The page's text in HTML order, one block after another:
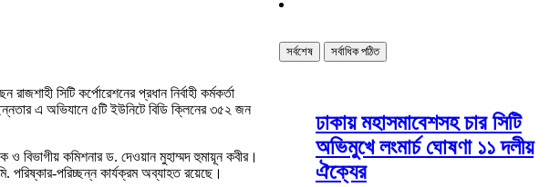
সিটি কর্পোরেশনের প্রধান নির্বাহী কর্মকর্তা
এ অভিযানে ৫টি ইউনিটে বিডি ক্লিনের ৩৫২ জন
ও বিভাগীয় কমিশনার ড. দেওয়ান মুহাম্মদ হুমায়ূন কবীর।
পরিষ্কার-পরিচ্ছন্ন কার্যক্রম অব্যাহত রয়েছে।
সর্বশেষ সর্বাধিক পঠিত
ঢাকায় মহাসমাবেশসহ চার সিটি
অভিমুখে লংমার্চ ঘোষণা ১১ দলীয়
ঐক্যের